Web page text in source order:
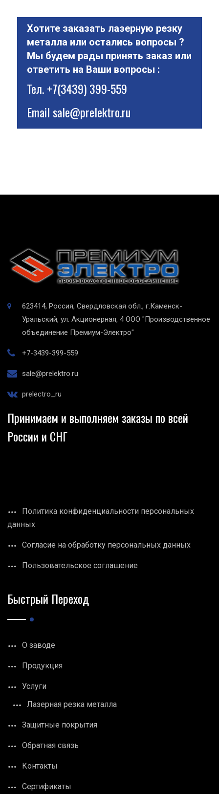
Хотите заказать лазерную резку
металла или остались вопросы ?
Мы будем рады принять заказ или
ответить на Ваши вопросы :
Тел.+7(3439) 399-559
Emailsale@prelektro.ru
623414, Россия, Свердловская обл., г.Каменск-
Уральский, ул. Акционерная, 4 ООО "Производственное
объединение Премиум-Электро"
+7-3439-399-559
sale@prelektro.ru
prelectro_ru
Принимаем и выполняем заказы по всей
России и СНГ
Политика конфиденциальности персональных
данных
Согласие на обработку персональных данных
Пользовательское соглашение
Быстрый Переход
О заводе
Продукция
Услуги
Лазерная резка металла
Защитные покрытия
Обратная связь
Контакты
Сертификаты